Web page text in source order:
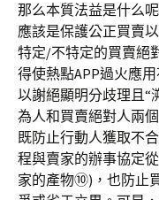
那么本質法益是什么
應該是保護公正買賣
特定/不特定的買賣絕
得使熱點APP過火應
以謝絕顯明分歧理且“
為人和買賣絕對人兩
既防止行動人獲取不
程與賣家的辦事協定
家的產物⑩)，也防止